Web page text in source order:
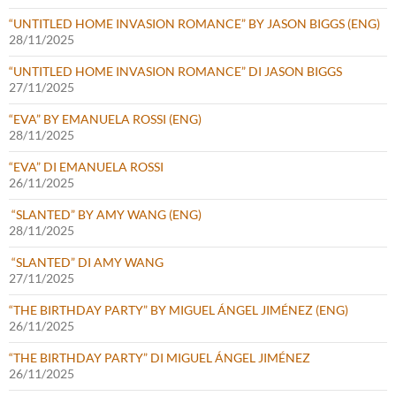
“UNTITLED HOME INVASION ROMANCE” BY JASON BIGGS (ENG)
28/11/2025
“UNTITLED HOME INVASION ROMANCE” DI JASON BIGGS
27/11/2025
“EVA” BY EMANUELA ROSSI (ENG)
28/11/2025
“EVA” DI EMANUELA ROSSI
26/11/2025
“SLANTED” BY AMY WANG (ENG)
28/11/2025
“SLANTED” DI AMY WANG
27/11/2025
“THE BIRTHDAY PARTY” BY MIGUEL ÁNGEL JIMÉNEZ (ENG)
26/11/2025
“THE BIRTHDAY PARTY” DI MIGUEL ÁNGEL JIMÉNEZ
26/11/2025